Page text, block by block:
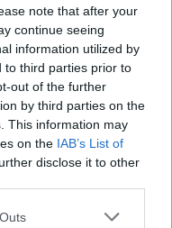
note that after your
continue seeing
information utilized by
to third parties prior to
out of the further
by third parties on the
This information may
on the IAB’s List of
disclose it to other